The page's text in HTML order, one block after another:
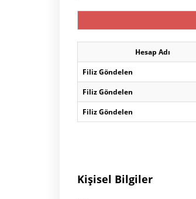
Hesap Adı
Filiz Göndelen
Filiz Göndelen
Filiz Göndelen
Kişisel Bilgiler